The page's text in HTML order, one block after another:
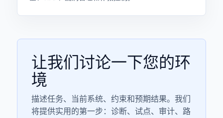
让我们讨论一下您的环
境
描述任务、当前系统、约束和预期结果。我们
将提供实用的第一步：诊断、试点、审计、路